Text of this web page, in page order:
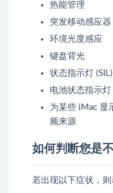
热能管理
突发移动感应器
环境光度感应
键盘背光
状态指示灯
电池状态指示灯
为某些 iMac 显
频来源
如何判断您是
若出现以下症状，则